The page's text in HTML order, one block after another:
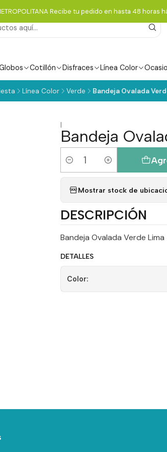
Cotillón Disfraces Línea Color
Recibe tu pedido en hasta 48 horas
Línea Color Verde Bandeja Ovalada
|
Bandeja
Cantidad
Mostrar stock de
DESCRIPCIÓN
Bandeja Ovalada Verde Lima
DETALLES
Color: